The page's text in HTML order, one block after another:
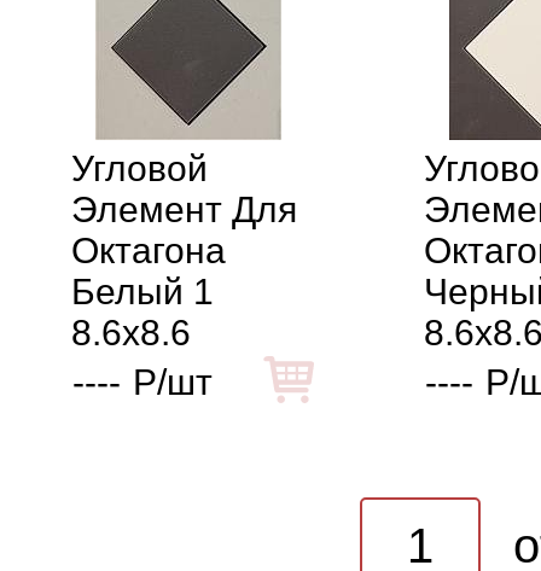
Угловой
Элемент Для
Октагона
Белый 1
8.6x8.6
---- Р/шт
---- Р/